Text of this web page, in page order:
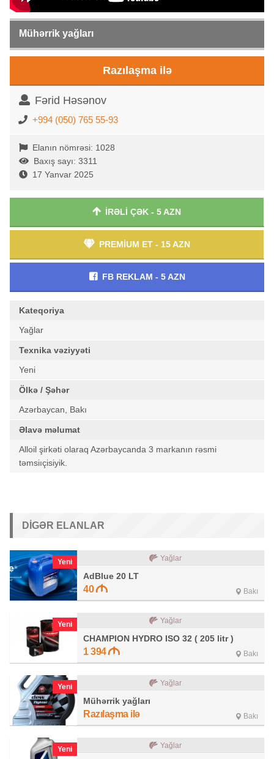
Mühərrik yağları
Razılaşma ilə
Fərid Həsənov
+994 (050) 765 55-93
Elanın nömrəsi: 1028
Baxış sayı: 3311
17 Yanvar 2025
İRƏLİ ÇƏK - 5 AZN
PREMİUM ET - 15 AZN
FB REKLAM - 5 AZN
Kateqoriya
Yağlar
Texnika vəziyyəti
Yeni
Ölkə / Şəhər
Azərbaycan, Bakı
Əlavə məlumat
Alloil şirkəti olaraq Azərbaycanda 3 markanın rəsmi
təmsiıçisiyik.
DIGƏR ELANLAR
Yeni Yağlar
AdBlue 20 LT
40 Bakı
Yeni Yağlar
CHAMPION HYDRO ISO 32 ( 205 litr )
1 394 Bakı
Yeni Yağlar
Mühərrik yağları
Razılaşma ilə Bakı
Yeni Yağlar